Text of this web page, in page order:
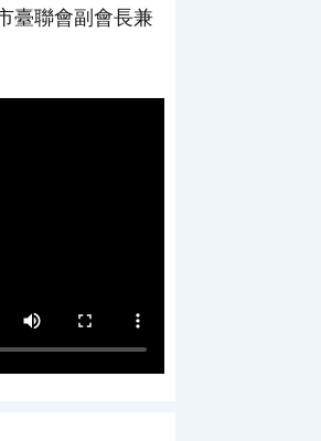
臺聯會副會長兼